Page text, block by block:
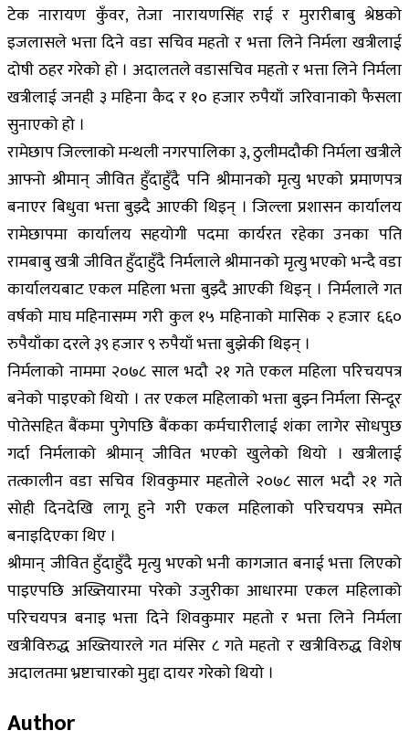
टेक नारायण कुँवर, तेजा नारायणसिंह राई र मुरारीबाबु श्रेष्ठको
इजलासले भत्ता दिने वडा सचिव महतो र भत्ता लिने निर्मला खत्रीलाई
दोषी ठहर गरेको हो । अदालतले वडासचिव महतो र भत्ता लिने निर्मला
खत्रीलाई जनही ३ महिना कैद र १० हजार रुपैयाँ जरिवानाको फैसला
सुनाएको हो ।
रामेछाप जिल्लाको मन्थली नगरपालिका ३, ठुलीमदौकी निर्मला खत्रीले
आफ्नो श्रीमान् जीवित हुँदाहुँदै पनि श्रीमानको मृत्यु भएको प्रमाणपत्र
बनाएर बिधुवा भत्ता बुझ्दै आएकी थिइन् । जिल्ला प्रशासन कार्यालय
रामेछापमा कार्यालय सहयोगी पदमा कार्यरत रहेका उनका पति
रामबाबु खत्री जीवित हुँदाहुँदै निर्मलाले श्रीमानको मृत्यु भएको भन्दै वडा
कार्यालयबाट एकल महिला भत्ता बुझ्दै आएकी थिइन् । निर्मलाले गत
वर्षको माघ महिनासम्म गरी कुल १५ महिनाको मासिक २ हजार ६६०
रुपैयाँका दरले ३९ हजार ९ रुपैयाँ भत्ता बुझेकी थिइन् ।
निर्मलाको नाममा २०७८ साल भदौ २१ गते एकल महिला परिचयपत्र
बनेको पाइएको थियो । तर एकल महिलाको भत्ता बुझ्न निर्मला सिन्दूर
पोतेसहित बैंकमा पुगेपछि बैंकका कर्मचारीलाई शंका लागेर सोधपुछ
गर्दा निर्मलाको श्रीमान् जीवित भएको खुलेको थियो । खत्रीलाई
तत्कालीन वडा सचिव शिवकुमार महतोले २०७८ साल भदौ २१ गते
सोही दिनदेखि लागू हुने गरी एकल महिलाको परिचयपत्र समेत
बनाइदिएका थिए ।
श्रीमान् जीवित हुँदाहुँदै मृत्यु भएको भनी कागजात बनाई भत्ता लिएको
पाइएपछि अख्तियारमा परेको उजुरीका आधारमा एकल महिलाको
परिचयपत्र बनाइ भत्ता दिने शिवकुमार महतो र भत्ता लिने निर्मला
खत्रीविरुद्ध अख्तियारले गत मंसिर ८ गते महतो र खत्रीविरुद्ध विशेष
अदालतमा भ्रष्टाचारको मुद्दा दायर गरेको थियो ।
Author